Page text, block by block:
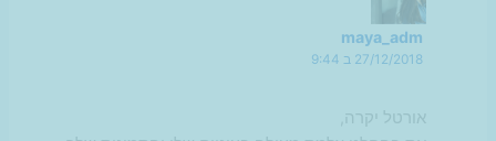
maya_adm
27/12/2018 ב 9:44
אורטל יקרה,